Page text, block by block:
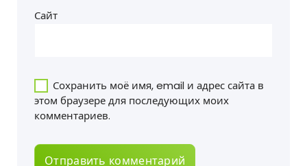
Сайт
Сохранить моё имя, email и адрес сайта в
этом браузере для последующих моих
комментариев.